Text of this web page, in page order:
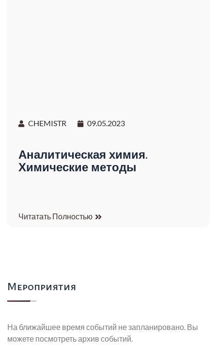
CHEMISTR 09.05.2023
Аналитическая химия.
Химические методы
Читатать Полностью
Мероприятия
На ближайшее время событий не запланировано. Вы
можете посмотреть архив событий.